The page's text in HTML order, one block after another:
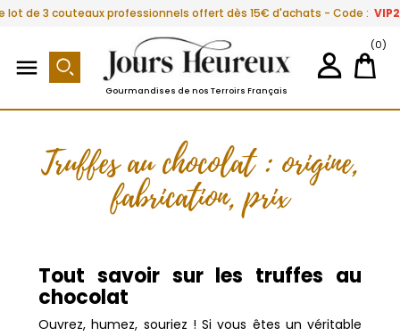
lot de 3 couteaux professionnels offert dès 15€ d'achats - Code :

Gourmandises de nos Terroirs Français
(0)
Truffes au chocolat : origine,
fabrication, prix
Tout savoir sur les truffes au
chocolat
Ouvrez, humez, souriez ! Si vous êtes un véritable